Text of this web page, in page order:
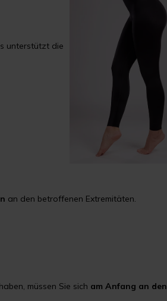
unterstützt die
an den betroffenen Extremitäten.
müssen Sie sich am Anfang an den